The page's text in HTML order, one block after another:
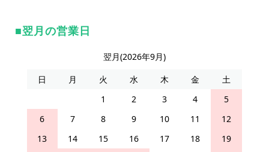
翌月の営業日
翌月(2026年9月)
日
月 火 水 木 金
土
1
2 3 4
5
6
7 8 9 10 11
12
13
14 15 16 17 18
19